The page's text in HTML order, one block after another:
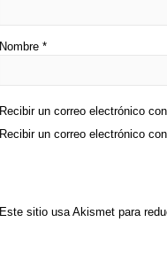
Nombre *
Recibir un correo electrónico
Recibir un correo electrónico
Este sitio usa Akismet para